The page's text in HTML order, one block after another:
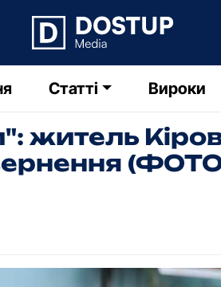
Статті Вироки
житель